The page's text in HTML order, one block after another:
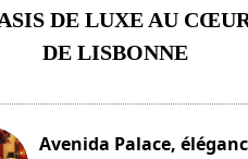
DE LUXE AU
DE LISBONNE
Avenida Palace,